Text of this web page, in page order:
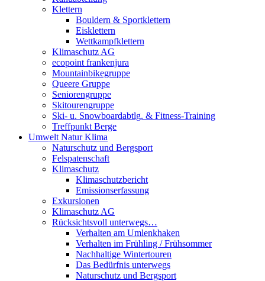
Klettern
Bouldern & Sportklettern
Eisklettern
Wettkampfklettern
Klimaschutz AG
ecopoint frankenjura
Mountainbikegruppe
Queere Gruppe
Seniorengruppe
Skitourengruppe
Ski- u. Snowboardabtlg. & Fitness-Training
Treffpunkt Berge
Umwelt Natur Klima
Naturschutz und Bergsport
Felspatenschaft
Klimaschutz
Klimaschutzbericht
Emissionserfassung
Exkursionen
Klimaschutz AG
Rücksichtsvoll unterwegs…
Verhalten am Umlenkhaken
Verhalten im Frühling / Frühsommer
Nachhaltige Wintertouren
Das Bedürfnis unterwegs
Naturschutz und Bergsport